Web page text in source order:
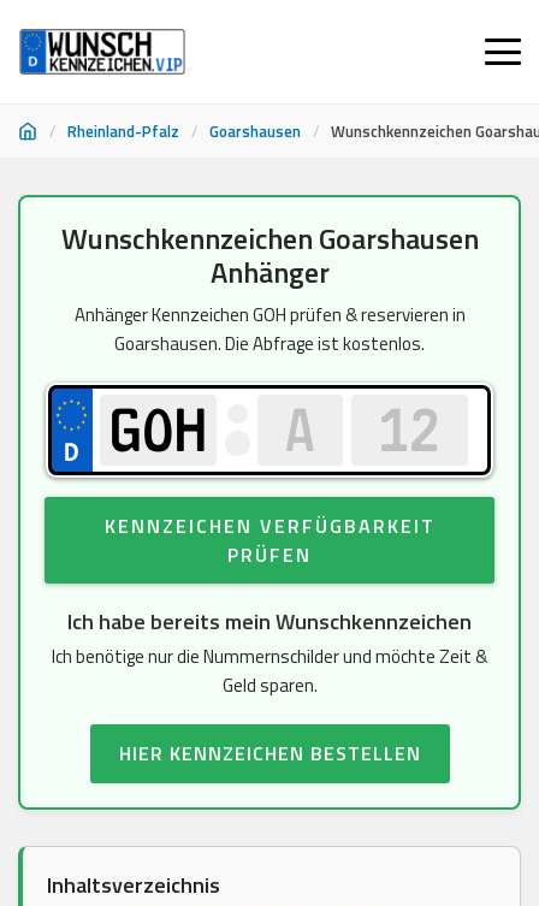
/ Rheinland-Pfalz / Goarshausen / Wunschkennzeichen
Wunschkennzeichen Goarshausen
Anhänger
Anhänger Kennzeichen GOH prüfen & reservieren in
Goarshausen. Die Abfrage ist kostenlos.
KENNZEICHEN VERFÜGBARKEIT
PRÜFEN
Ich habe bereits mein Wunschkennzeichen
Ich benötige nur die Nummernschilder und möchte Zeit &
Geld sparen.
HIER KENNZEICHEN BESTELLEN
Inhaltsverzeichnis